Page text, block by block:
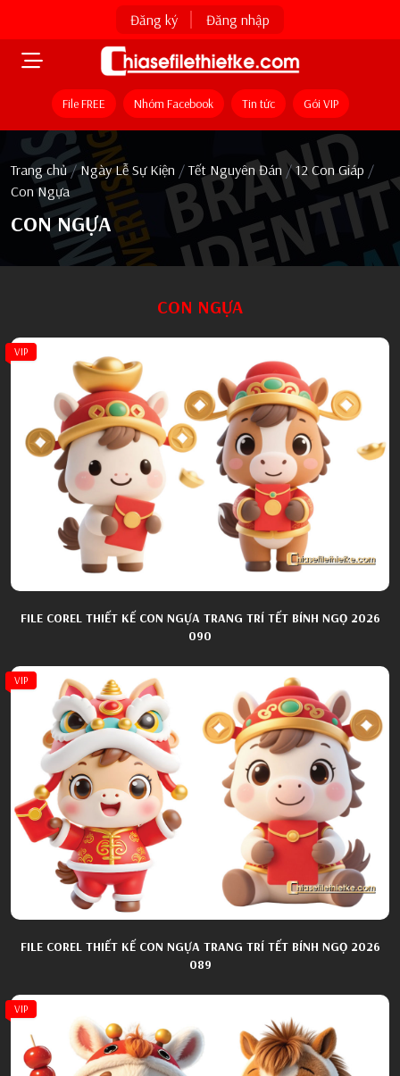
Đăng ký Đăng nhập
File FREE Nhóm Facebook Tin tức Gói VIP
Trang chủ / Ngày Lễ Sự Kiện / Tết Nguyên Đán / 12 Con Giáp /
Con Ngựa
CON NGỰA
CON NGỰA
VIP
FILE COREL THIẾT KẾ CON NGỰA TRANG TRÍ TẾT BÍNH NGỌ 2026
090
VIP
FILE COREL THIẾT KẾ CON NGỰA TRANG TRÍ TẾT BÍNH NGỌ 2026
089
VIP